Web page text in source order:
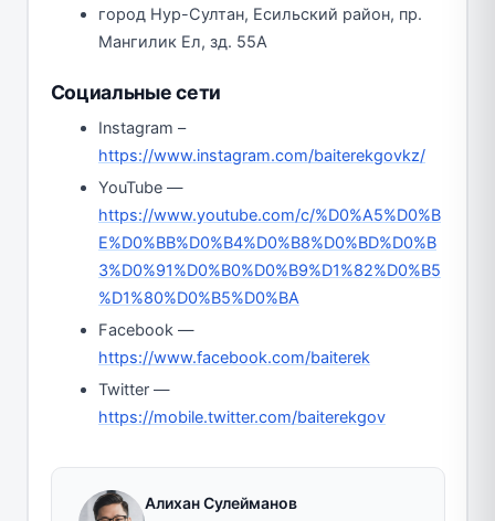
город Нур-Султан, Есильский район, пр.
Мангилик Ел, зд. 55А
Социальные сети
Instagram –
https://www.instagram.com/baiterekgovkz/
YouTube —
https://www.youtube.com/c/%D0%A5%D0%B
E%D0%BB%D0%B4%D0%B8%D0%BD%D0%B
3%D0%91%D0%B0%D0%B9%D1%82%D0%B5
%D1%80%D0%B5%D0%BA
Facebook —
https://www.facebook.com/baiterek
Twitter —
https://mobile.twitter.com/baiterekgov
Алихан Сулейманов